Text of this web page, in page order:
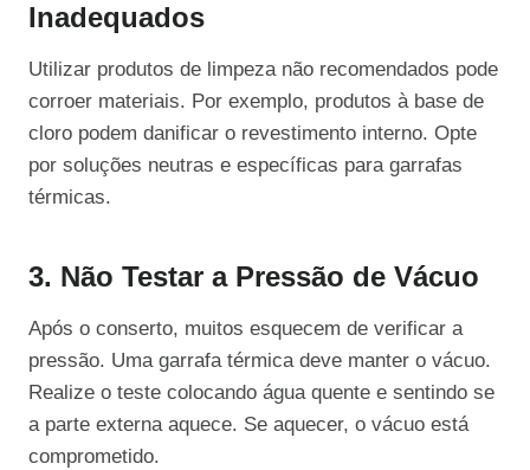
Inadequados
Utilizar produtos de limpeza não recomendados pode
corroer materiais. Por exemplo, produtos à base de
cloro podem danificar o revestimento interno. Opte
por soluções neutras e específicas para garrafas
térmicas.
3. Não Testar a Pressão de Vácuo
Após o conserto, muitos esquecem de verificar a
pressão. Uma garrafa térmica deve manter o vácuo.
Realize o teste colocando água quente e sentindo se
a parte externa aquece. Se aquecer, o vácuo está
comprometido.